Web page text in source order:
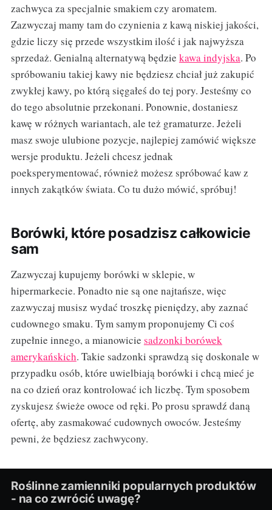
zachwyca za specjalnie smakiem czy aromatem.
Zazwyczaj mamy tam do czynienia z kawą niskiej jakości,
gdzie liczy się przede wszystkim ilość i jak najwyższa
sprzedaż. Genialną alternatywą będzie kawa indyjska. Po
spróbowaniu takiej kawy nie będziesz chciał już zakupić
zwykłej kawy, po którą sięgałeś do tej pory. Jesteśmy co
do tego absolutnie przekonani. Ponownie, dostaniesz
kawę w różnych wariantach, ale też gramaturze. Jeżeli
masz swoje ulubione pozycje, najlepiej zamówić większe
wersje produktu. Jeżeli chcesz jednak
poeksperymentować, również możesz spróbować kaw z
innych zakątków świata. Co tu dużo mówić, spróbuj!
Borówki, które posadzisz całkowicie
sam
Zazwyczaj kupujemy borówki w sklepie, w
hipermarkecie. Ponadto nie są one najtańsze, więc
zazwyczaj musisz wydać troszkę pieniędzy, aby zaznać
cudownego smaku. Tym samym proponujemy Ci coś
zupełnie innego, a mianowicie sadzonki borówek
amerykańskich. Takie sadzonki sprawdzą się doskonale w
przypadku osób, które uwielbiają borówki i chcą mieć je
na co dzień oraz kontrolować ich liczbę. Tym sposobem
zyskujesz świeże owoce od ręki. Po prosu sprawdź daną
ofertę, aby zasmakować cudownych owoców. Jesteśmy
pewni, że będziesz zachwycony.
Roślinne zamienniki popularnych produktów
- na co zwrócić uwagę?